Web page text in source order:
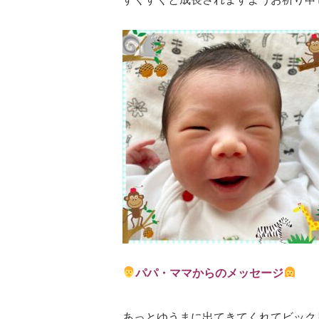
パパ・ママからのメッセージ